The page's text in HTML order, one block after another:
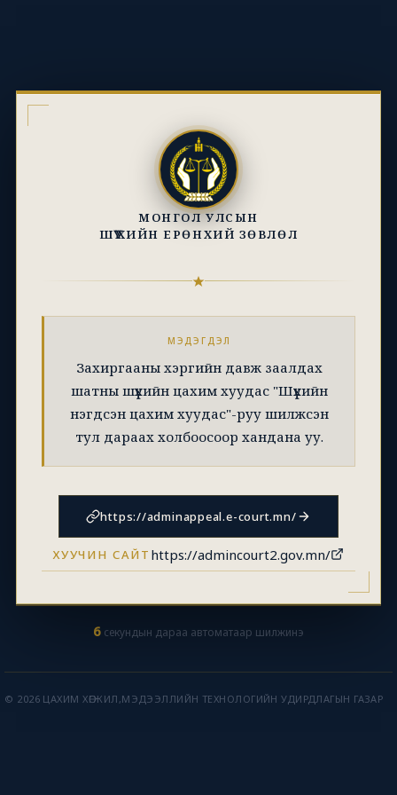
МОНГОЛ УЛСЫН
ШҮҮХИЙН ЕРӨНХИЙ ЗӨВЛӨЛ
МЭДЭГДЭЛ
Захиргааны хэргийн давж заалдах
шатны шүүхийн цахим хуудас "Шүүхийн
нэгдсэн цахим хуудас"-руу шилжсэн
тул дараах холбоосоор хандана уу.
https://adminappeal.e-court.mn/
ХУУЧИН САЙТ https://admincourt2.gov.mn/
6 секундын дараа автоматаар шилжинэ
© 2026 ЦАХИМ ХӨГЖИЛ,МЭДЭЭЛЛИЙН ТЕХНОЛОГИЙН УДИРДЛАГЫН ГАЗАР